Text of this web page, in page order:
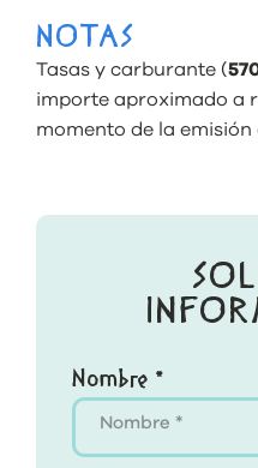
NOTAS
Tasas y carburante (
importe aproximado a
momento de la emisión
Nombre *